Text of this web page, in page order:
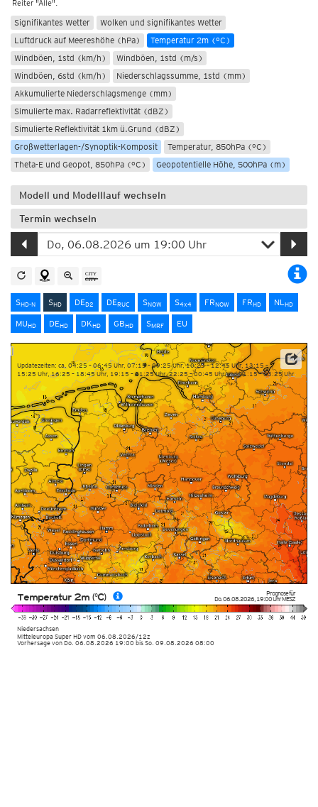
Reiter "Alle".
Signifikantes Wetter
Wolken und signifikantes Wetter
Luftdruck auf Meereshöhe (hPa)
Temperatur 2m (°C)
Windböen, 1std (km/h)
Windböen, 1std (m/s)
Windböen, 6std (km/h)
Niederschlagssumme, 1std (mm)
Akkumulierte Niederschlagsmenge (mm)
Simulierte max. Radarreflektivität (dBZ)
Simulierte Reflektivität 1km ü.Grund (dBZ)
Großwetterlagen-/Synoptik-Komposit
Temperatur, 850hPa (°C)
Theta-E und Geopot, 850hPa (°C)
Geopotentielle Höhe, 500hPa (m)
Modell und Modelllauf wechseln
Termin wechseln
SHD-N SHD DED2 DERUC SNOW S4x4 FRNOW FRHD NLHD
MUHD DEHD DKHD GBHD SMRF EU
Prognose für
Do. 06.08.2026,19:00 UhrMESZ
Niedersachsen
Mitteleuropa Super HDvom 06.08.2026/12z
Temperatur 2m (°C)
Updatezeiten: ca. 04:25 – 06:45 Uhr, 07:15 – 09:25 Uhr, 10:25 – 12:45 Uhr, 13:15 –
15:25 Uhr, 16:25 – 18:45 Uhr, 19:15 – 21:25 Uhr, 22:25 – 00:45 Uhr und 01:15 – 03:25 Uhr
Vorhersage von Do. 06.08.2026 19:00 bis So. 09.08.2026 08:00